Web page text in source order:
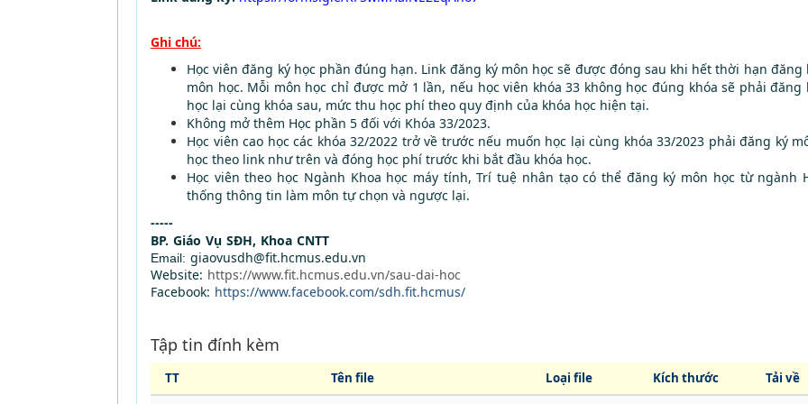
Ghi chú:
Học viên đăng ký học phần đúng hạn. Link đăng ký môn học sẽ được đóng sau khi hết thời hạn đăng
môn học. Mỗi môn học chỉ được mở 1 lần, nếu học viên khóa 33 không học đúng khóa sẽ phải đăng
học lại cùng khóa sau, mức thu học phí theo quy định của khóa học hiện tại.
Không mở thêm Học phần 5 đối với Khóa 33/2023.
Học viên cao học các khóa 32/2022 trở về trước nếu muốn học lại cùng khóa 33/2023 phải đăng ký
học theo link như trên và đóng học phí trước khi bắt đầu khóa học.
Học viên theo học Ngành Khoa học máy tính, Trí tuệ nhân tạo có thể đăng ký môn học từ ngành
thống thông tin làm môn tự chọn và ngược lại.
-----
BP. Giáo Vụ SĐH, Khoa CNTT
Email: giaovusdh@fit.hcmus.edu.vn
Website: https://www.fit.hcmus.edu.vn/sau-dai-hoc
Facebook: https://www.facebook.com/sdh.fit.hcmus/
Tập tin đính kèm
TT Tên file Loại file Kích thước Tải về